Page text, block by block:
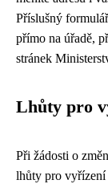
Příslušný
přímo na úřadě,
stránek
Lhůty pro
Při žádosti o
lhůty pro vyřízení